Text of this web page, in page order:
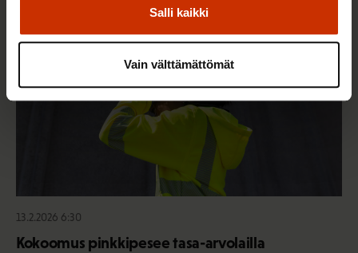
Salli kaikki
Vain välttämättömät
13.2.2026 6:30
Kokoomus pinkkipesee tasa-arvolailla